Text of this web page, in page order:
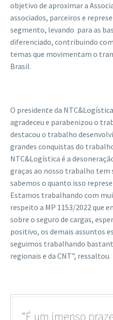
objetivo de aproximar a
associados, parceiros e
segmento, levando para as
diferenciado, contribuindo
temas que movimentam o
Brasil.
O presidente da
agradeceu e parabenizou o
destacou o trabalho
grandes conquistas do
NTC&Logística é a
graças ao nosso trabalho tem
sabemos o quanto isso
Estamos trabalhando com
respeito a MP 1153/2022 que
sobre o seguro de cargas,
positivo, os demais assuntos
seguimos trabalhando
regionais e da CNT”, ressaltou.
“É um imenso